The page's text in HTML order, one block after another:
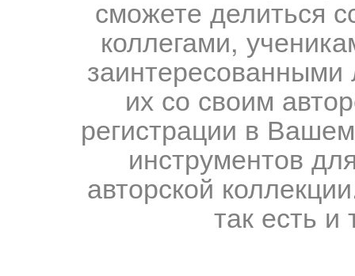
сможете делиться
коллегами,
их со своим
регистрации в
инструментов
авторской
так есть и